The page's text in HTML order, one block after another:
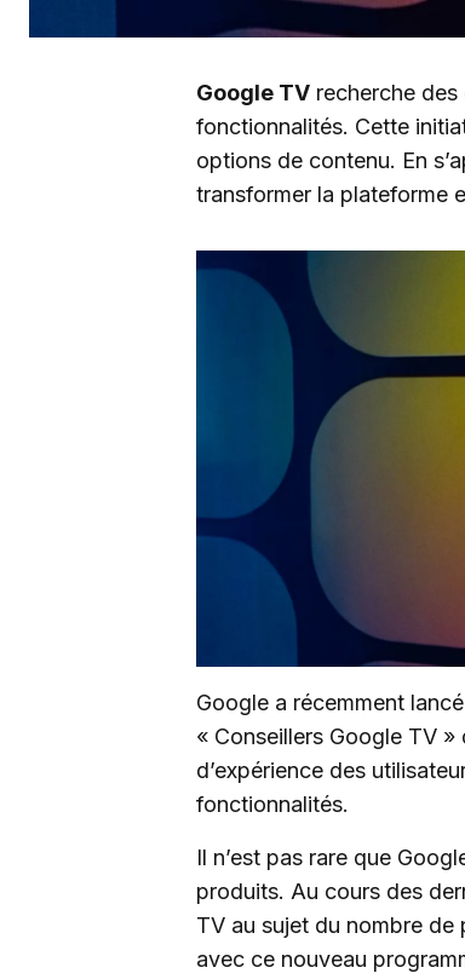
Google TV recherche des
fonctionnalités. Cette
options de contenu. En
transformer la plateforme
Google a récemment
« Conseillers Google TV
d’expérience des
fonctionnalités.
Il n’est pas rare que
produits. Au cours des
TV au sujet du nombre de
avec ce nouveau